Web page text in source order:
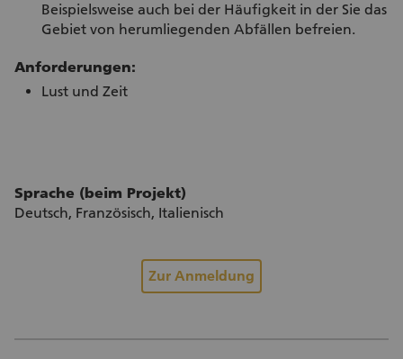
Beispielsweise auch bei der Häufigkeit in der Sie das
Gebiet von herumliegenden Abfällen befreien.
Anforderungen:
Lust und Zeit
Sprache (beim Projekt)
Deutsch, Französisch, Italienisch
Zur Anmeldung